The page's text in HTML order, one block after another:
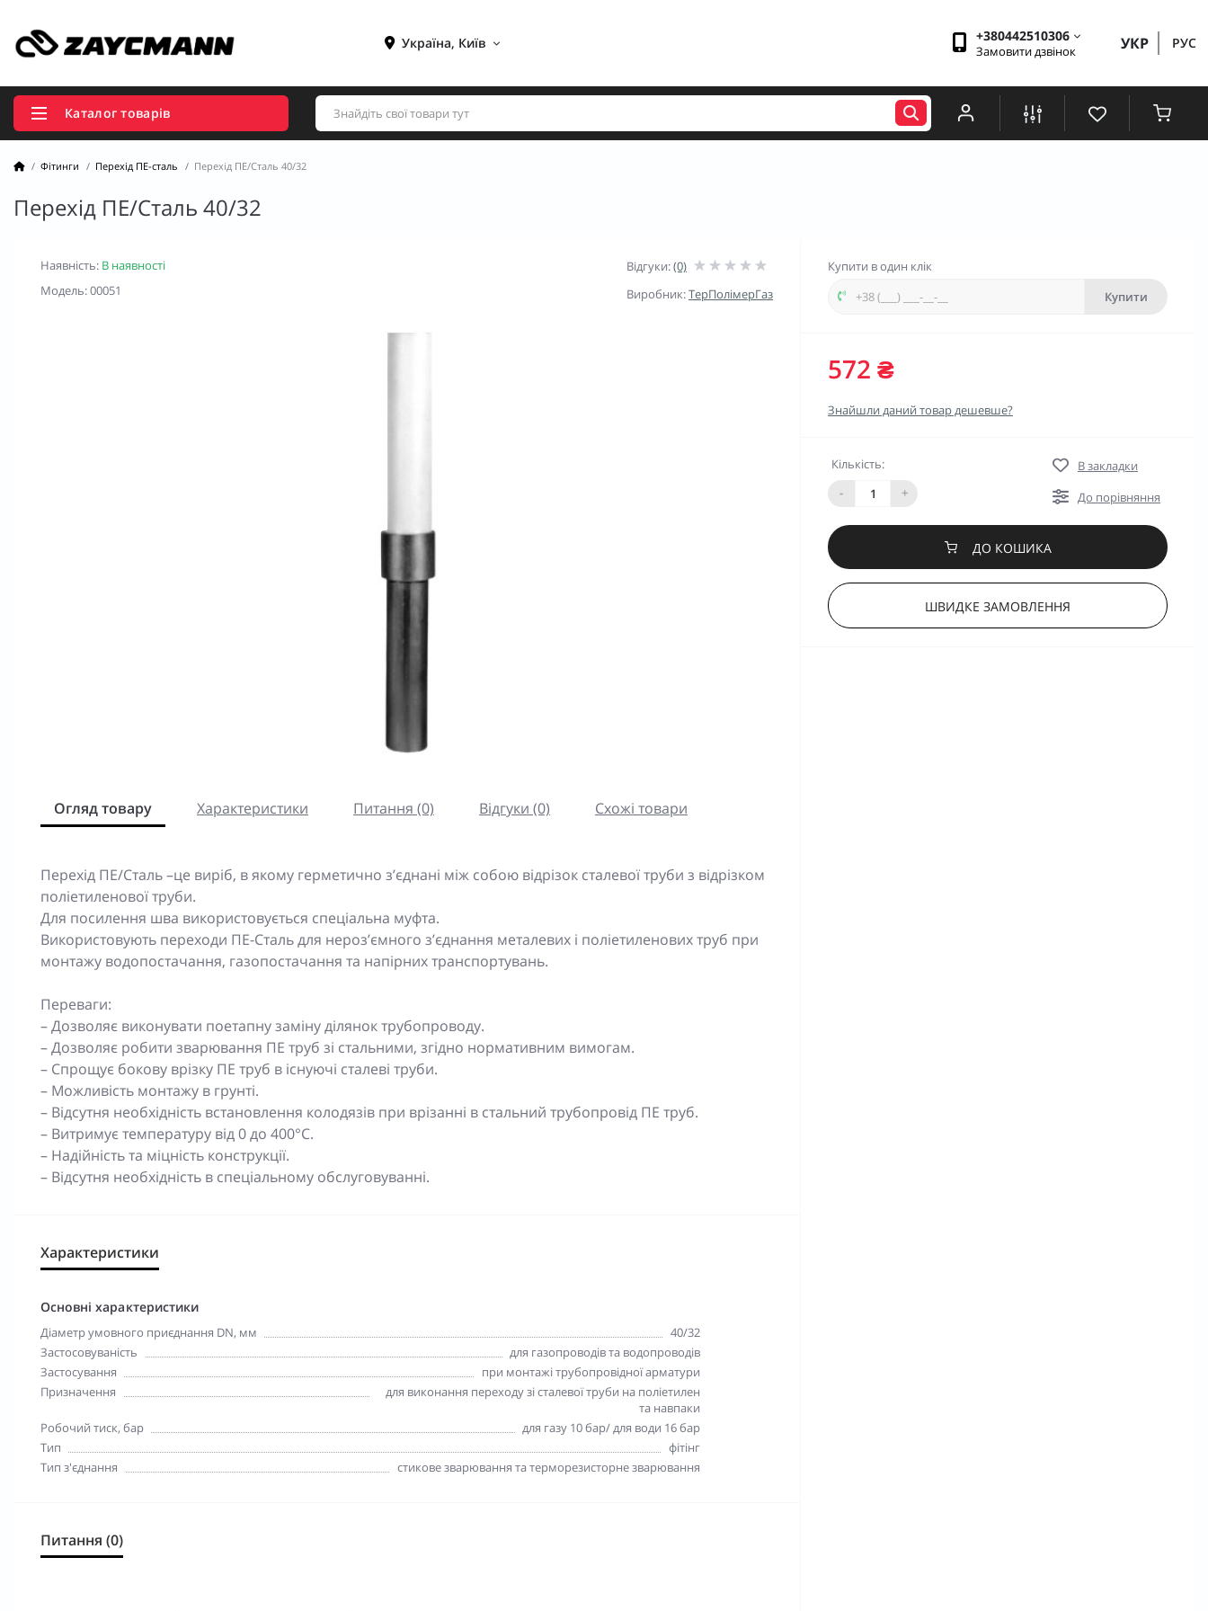
Україна, Київ +380442510306
Замовити дзвінок УКР РУС
Каталог товарів
Фітинги Перехід ПЕ-сталь Перехід ПЕ/Сталь 40/32
Перехід ПЕ/Сталь 40/32
Наявність: В наявності
Модель: 00051
Відгуки:(0)
Виробник:ТерПолімерГаз
Огляд товару Характеристики Питання (0) Відгуки (0) Схожі товари
Перехід ПЕ/Сталь –це виріб, в якому герметично з’єднані між собою відрізок сталевої труби з відрізком
поліетиленової труби.
Для посилення шва використовується спеціальна муфта.
Використовують переходи ПЕ-Сталь для нероз’ємного з’єднання металевих і поліетиленових труб при
монтажу водопостачання, газопостачання та напірних транспортувань.
Переваги:
– Дозволяє виконувати поетапну заміну ділянок трубопроводу.
– Дозволяє робити зварювання ПЕ труб зі стальними, згідно нормативним вимогам.
– Спрощує бокову врізку ПЕ труб в існуючі сталеві труби.
– Можливість монтажу в грунті.
– Відсутня необхідність встановлення колодязів при врізанні в стальний трубопровід ПЕ труб.
– Витримує температуру від 0 до 400°C.
– Надійність та міцність конструкції.
– Відсутня необхідність в спеціальному обслуговуванні.
Характеристики
Основні характеристики
Діаметр умовного приєднання DN, мм
40/32
Застосовуваність
для газопроводів та водопроводів
Застосування
при монтажі трубопровідної арматури
Призначення
для виконання переходу зі сталевої труби на поліетилен
та навпаки
Робочий тиск, бар
для газу 10 бар/ для води 16 бар
Тип
фітінг
Тип з'єднання
стикове зварювання та терморезисторне зварювання
Питання (0)
Купити в один клік
Купити
572 ₴
Знайшли даний товар дешевше?
Кількість:
-
+
В закладки
До порівняння
ДО КОШИКА
ШВИДКЕ ЗАМОВЛЕННЯ